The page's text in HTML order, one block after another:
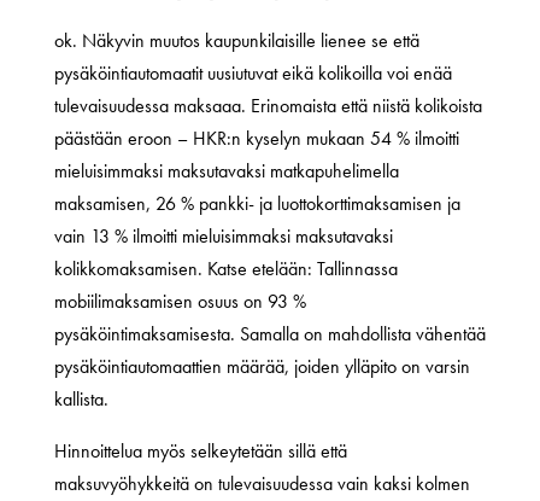
ok. Näkyvin muutos kaupunkilaisille lienee se että
pysäköintiautomaatit uusiutuvat eikä kolikoilla voi enää
tulevaisuudessa maksaaa. Erinomaista että niistä kolikoista
päästään eroon – HKR:n kyselyn mukaan 54 % ilmoitti
mieluisimmaksi maksutavaksi matkapuhelimella
maksamisen, 26 % pankki- ja luottokorttimaksamisen ja
vain 13 % ilmoitti mieluisimmaksi maksutavaksi
kolikkomaksamisen. Katse etelään: Tallinnassa
mobiilimaksamisen osuus on 93 %
pysäköintimaksamisesta. Samalla on mahdollista vähentää
pysäköintiautomaattien määrää, joiden ylläpito on varsin
kallista.
Hinnoittelua myös selkeytetään sillä että
maksuvyöhykkeitä on tulevaisuudessa vain kaksi kolmen